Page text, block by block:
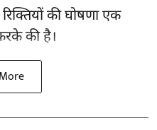
की घोषणाएक
की है।